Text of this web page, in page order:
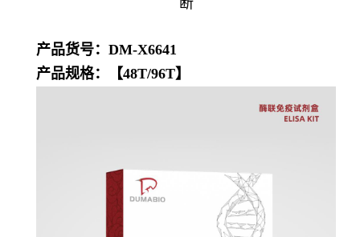
断
产品货号：DM-X6641
产品规格：【48T/96T】